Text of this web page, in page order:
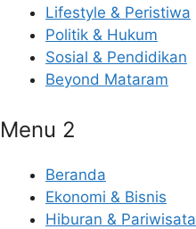
Lifestyle & Peristiwa
Politik & Hukum
Sosial & Pendidikan
Beyond Mataram
Menu 2
Beranda
Ekonomi & Bisnis
Hiburan & Pariwisata